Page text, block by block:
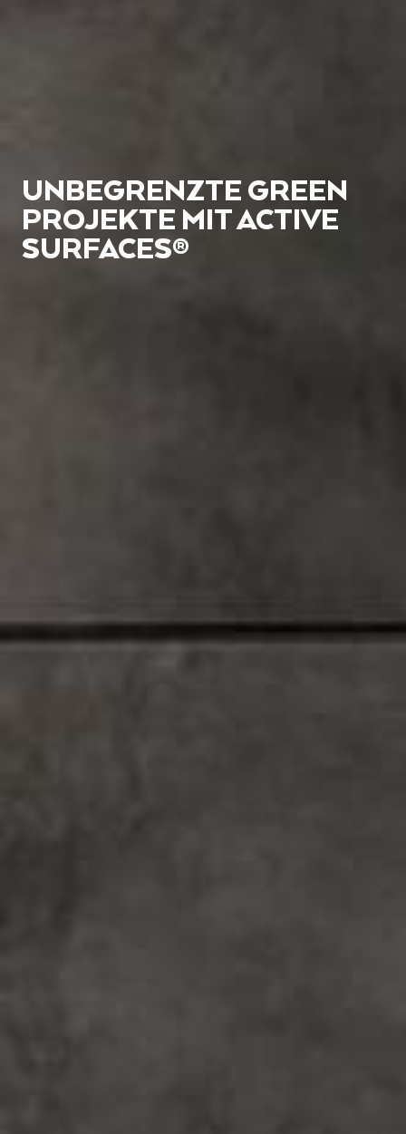
UNBEGRENZTE GREEN
PROJEKTE MIT ACTIVE
SURFACES®